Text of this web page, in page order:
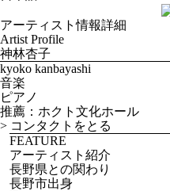
アーティスト情報詳細
Artist Profile
神林杏子
kyoko kanbayashi
音楽
ピアノ
推薦：ホクト文化ホール
> コンタクトをとる
FEATURE
アーティスト紹介
長野県との関わり
長野市出身